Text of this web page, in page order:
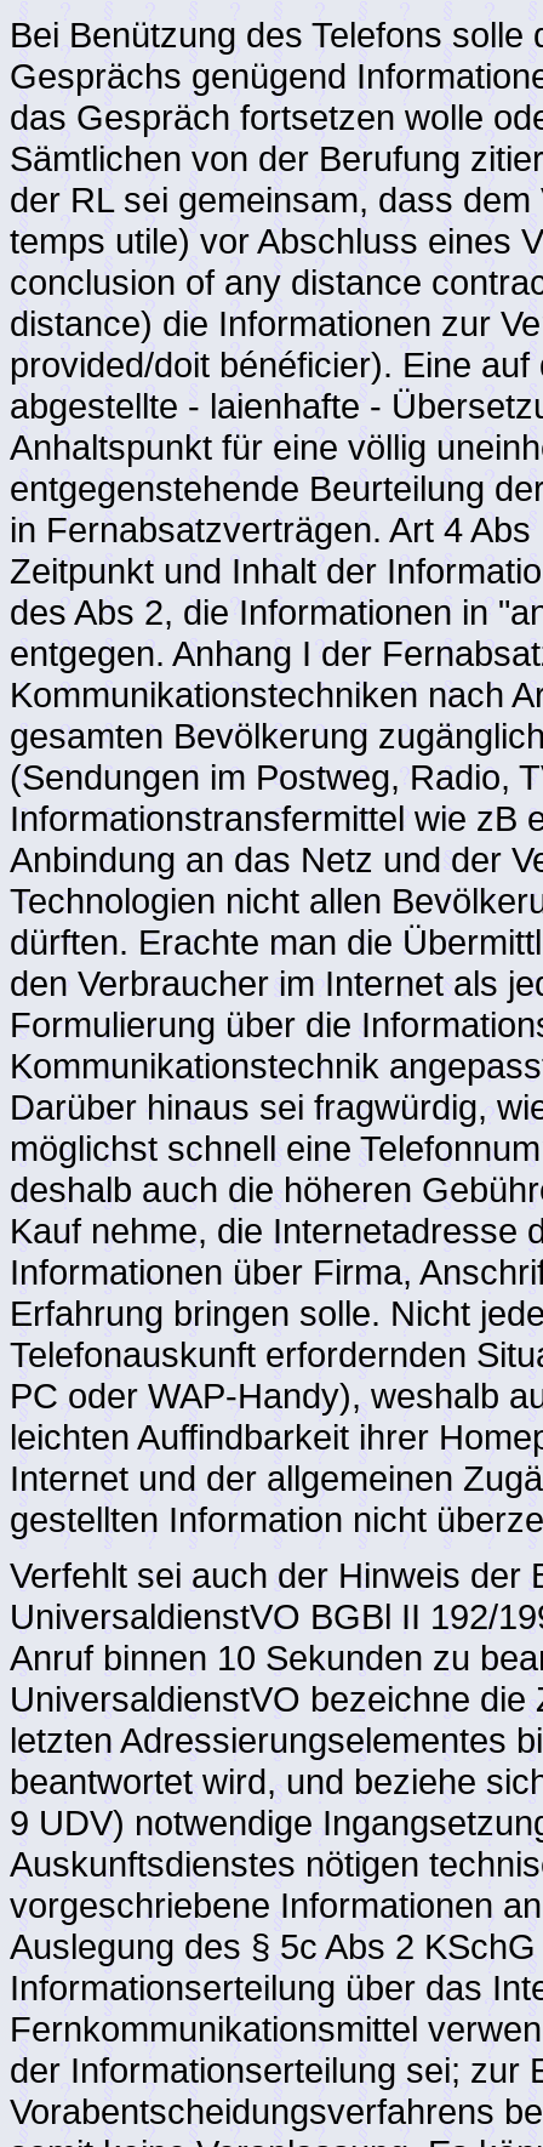
Bei Benützung des Telefons
Gesprächs genügend
das Gespräch fortsetzen wolle
Sämtlichen von der Berufung
der RL sei gemeinsam, dass
temps utile) vor Abschluss eines
conclusion of any distance
distance) die Informationen zur
provided/doit bénéficier). Eine
abgestellte - laienhafte -
Anhaltspunkt für eine völlig
entgegenstehende Beurteilung
in Fernabsatzverträgen. Art 4
Zeitpunkt und Inhalt der
des Abs 2, die Informationen in
entgegen. Anhang I der
Kommunikationstechniken nach
gesamten Bevölkerung
(Sendungen im Postweg, Radio,
Informationstransfermittel wie zB
Anbindung an das Netz und der
Technologien nicht allen
dürften. Erachte man die
den Verbraucher im Internet als
Formulierung über die
Kommunikationstechnik
Darüber hinaus sei fragwürdig,
möglichst schnell eine
deshalb auch die höheren
Kauf nehme, die Internetadresse
Informationen über Firma,
Erfahrung bringen solle. Nicht
Telefonauskunft erfordernden
PC oder WAP-Handy), weshalb
leichten Auffindbarkeit ihrer
Internet und der allgemeinen
gestellten Information nicht
Verfehlt sei auch der Hinweis der
UniversaldienstVO BGBl II 192/
Anruf binnen 10 Sekunden zu
UniversaldienstVO bezeichne
letzten Adressierungselementes
beantwortet wird, und beziehe
9 UDV) notwendige
Auskunftsdienstes nötigen
vorgeschriebene Informationen
Auslegung des § 5c Abs 2
Informationserteilung über das
Fernkommunikationsmittel
der Informationserteilung sei; zur
Vorabentscheidungsverfahrens